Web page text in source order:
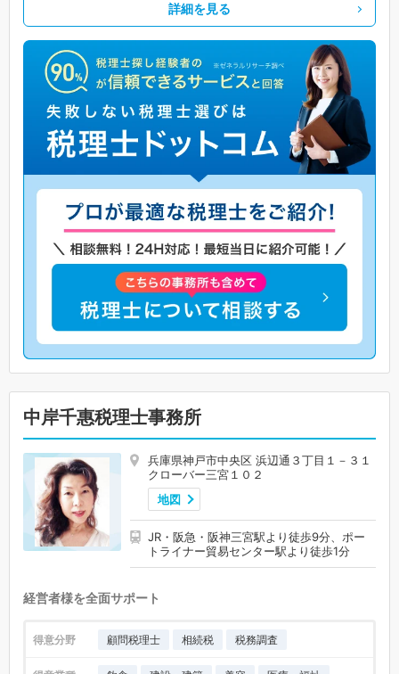
詳細を見る
中岸千惠税理士事務所
兵庫県神戸市中央区 浜辺通３丁目１－３１
クローバー三宮１０２
地図
JR・阪急・阪神三宮駅より徒歩9分、ポー
トライナー貿易センター駅より徒歩1分
経営者様を全面サポート
得意分野 顧問税理士 相続税 税務調査